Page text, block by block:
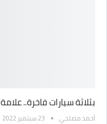
بثلاثة سيارات فاخرة.. علامة EXEED تستعد لإقتحام الأسواق المصرية
أحمد مصلحي 23 سبتمبر 2022